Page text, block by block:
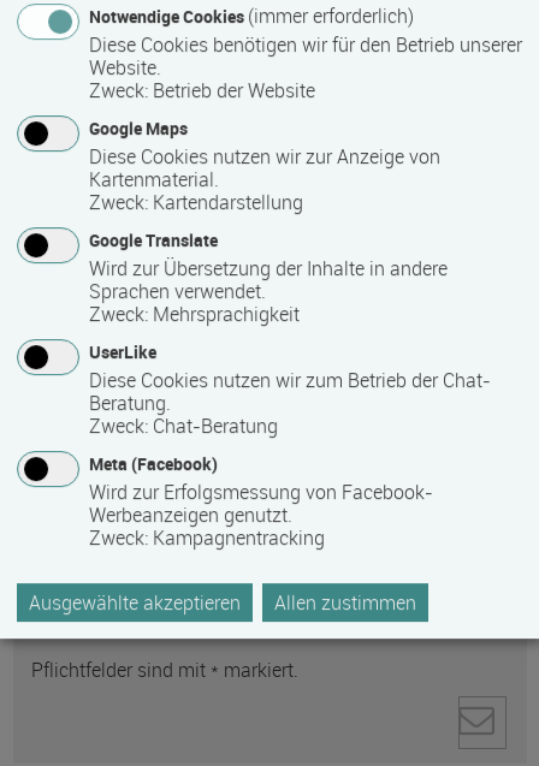
Nachricht *
Anti-Roboter-Verifizierung
Hier klicken
Ihre personenbezogenen Daten werden zur
Kontaktaufnahme direkt an den ausgewählten
Empfänger gesendet. Weitere Informationen zum
Datenschutz und zum Umgang mit personenbezogenen
Datenschutzerklärung
.
Pflichtfelder sind mit * markiert.
Notwendige Cookies (immer erforderlich)
Diese Cookies benötigen wir für den Betrieb unserer
Website.
Zweck: Betrieb der Website
Google Maps
Diese Cookies nutzen wir zur Anzeige von
Kartenmaterial.
Zweck: Kartendarstellung
Google Translate
Wird zur Übersetzung der Inhalte in andere
Sprachen verwendet.
Zweck: Mehrsprachigkeit
UserLike
Diese Cookies nutzen wir zum Betrieb der Chat-
Beratung.
Zweck: Chat-Beratung
Meta (Facebook)
Wird zur Erfolgsmessung von Facebook-
Werbeanzeigen genutzt.
Zweck: Kampagnentracking
Ausgewählte akzeptieren Allen zustimmen